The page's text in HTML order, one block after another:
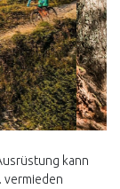
kann
vermieden